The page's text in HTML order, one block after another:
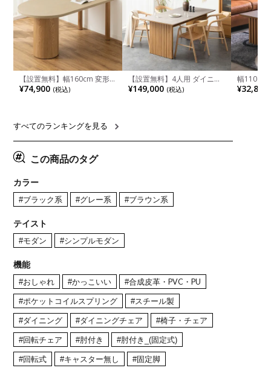
【設置無料】幅160cm 変形
半円 ダイニングテーブル モ
ルタル風 LENAS コンクリー
リア風 グレージュ
¥74,900 (税込)
【設置無料】4人用 ダイニン
グテーブルセット 5点 LUGA
セラミックテーブル おしゃれ
¥149,000 (税込)
幅110cm
木目調 リ
付き 長方
¥32,800
すべてのランキングを見る
この商品のタグ
カラー
#ブラック系 #グレー系 #ブラウン系
テイスト
#モダン #シンプルモダン
機能
#おしゃれ #かっこいい #合成皮革・PVC・PU
#ポケットコイルスプリング #スチール製
#ダイニング #ダイニングチェア #椅子・チェア
#回転チェア #肘付き #肘付き_(固定式)
#回転式 #キャスター無し #固定脚